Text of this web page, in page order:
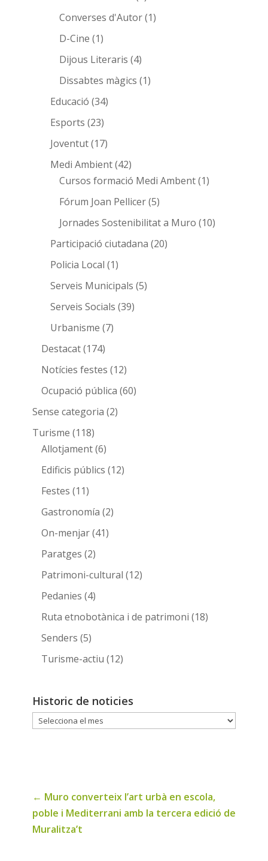
Converses d'Autor(1)
D-Cine (1)
Dijous Literaris (4)
Dissabtes màgics (1)
Educació (34)
Esports (23)
Joventut(17)
Medi Ambient(42)
Cursos formació Medi Ambent(1)
Fórum Joan Pellicer(5)
Jornades Sostenibilitat a Muro (10)
Participació ciutadana (20)
Policia Local (1)
Serveis Municipals (5)
Serveis Socials (39)
Urbanisme (7)
Destacat(174)
Notícies festes (12)
Ocupació pública (60)
Sense categoria (2)
Turisme (118)
Allotjament(6)
Edificis públics (12)
Festes (11)
Gastronomía (2)
On-menjar(41)
Paratges (2)
Patrimoni-cultural (12)
Pedanies (4)
Ruta etnobotànica i de patrimoni (18)
Senders (5)
Turisme-actiu (12)
Historic de noticies
Historic
← Muro converteix l’art urbà en escola,
poble i Mediterrani amb la tercera edició de
Muralitza’t